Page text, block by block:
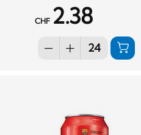
CHF 2.38